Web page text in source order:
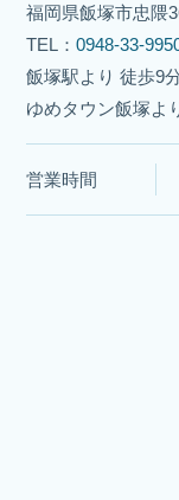
福岡県飯塚市忠隈
TEL：0948-33-
飯塚駅より 徒歩9
ゆめタウン飯塚よ
営業時間